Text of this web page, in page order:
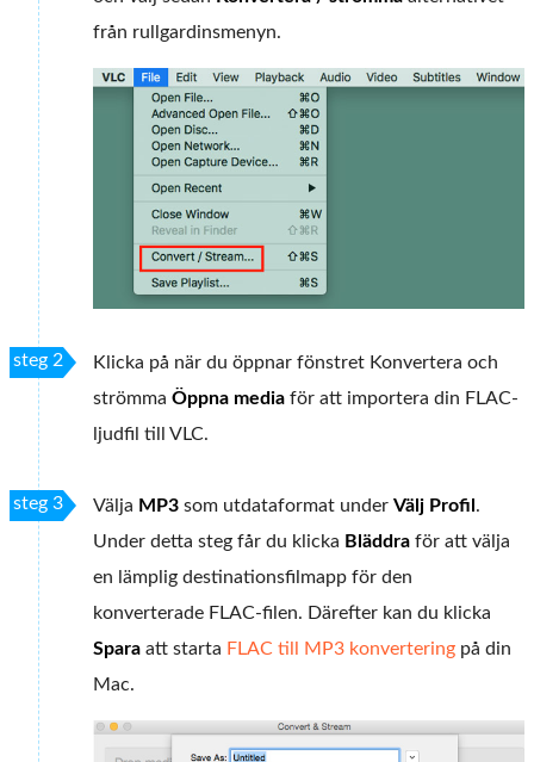
från rullgardinsmenyn.
steg 2
Klicka på när du öppnar fönstret Konvertera och
strömma Öppna media för att importera din FLAC-
ljudfil till VLC.
steg 3 Välja MP3 som utdataformat under Välj Profil .
Under detta steg får du klicka Bläddra för att välja
en lämplig destinationsfilmapp för den
konverterade FLAC-filen. Därefter kan du klicka
Spara att starta FLAC till MP3 konvertering på din
Mac.